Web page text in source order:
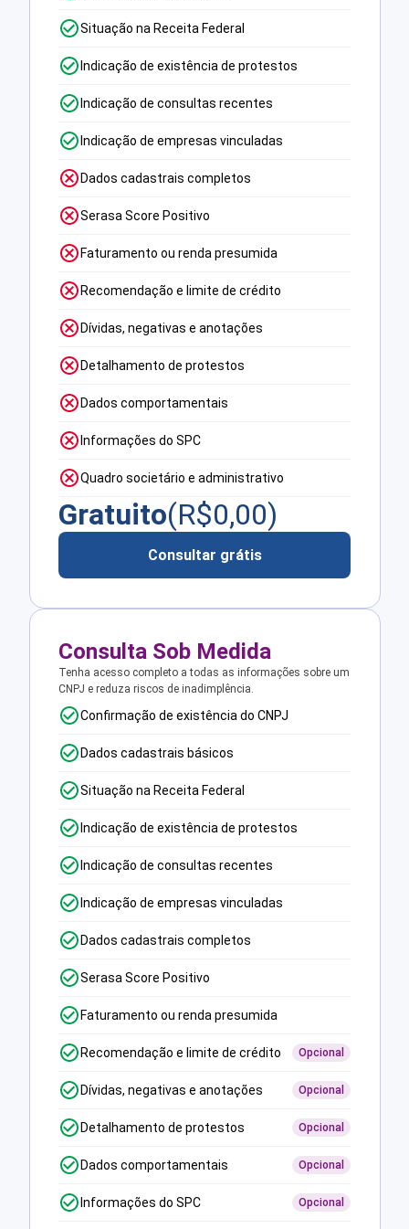
Situação na Receita Federal
Indicação de existência de protestos
Indicação de consultas recentes
Indicação de empresas vinculadas
Dados cadastrais completos
Serasa Score Positivo
Faturamento ou renda presumida
Recomendação e limite de crédito
Dívidas, negativas e anotações
Detalhamento de protestos
Dados comportamentais
Informações do SPC
Quadro societário e administrativo
Gratuito(R$0,00)
Consultar grátis
Consulta Sob Medida
Tenha acesso completo a todas as informações sobre um
CNPJ e reduza riscos de inadimplência.
Confirmação de existência do CNPJ
Dados cadastrais básicos
Situação na Receita Federal
Indicação de existência de protestos
Indicação de consultas recentes
Indicação de empresas vinculadas
Dados cadastrais completos
Serasa Score Positivo
Faturamento ou renda presumida
Recomendação e limite de crédito Opcional
Dívidas, negativas e anotações Opcional
Detalhamento de protestos Opcional
Dados comportamentais Opcional
Informações do SPC Opcional